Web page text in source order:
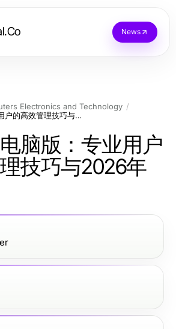
News
Electronics and Technology
爱思助手电脑版：专业用户的高效管理技巧与2026年实用指南
脑版：专业用户
技巧与2026年